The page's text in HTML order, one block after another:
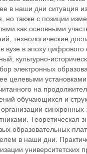
в наши дни ситуация
но также с позиции
как основными
технологические
вузе в эпоху
культурно-
электронных
целевыми
на
обучающихся и
синхронных
Теоретическая
образовательных
в наши дни.
университетских